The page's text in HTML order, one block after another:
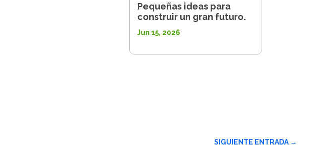
Pequeñas ideas para
construir un gran futuro.
Jun 15, 2026
SIGUIENTE ENTRADA →